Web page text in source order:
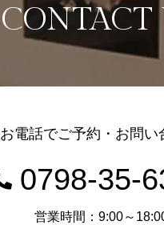
CONTACT
お電話でご予約・お問い
0798-35-
営業時間：9:00～